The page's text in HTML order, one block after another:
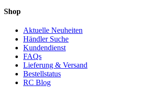
Shop
Aktuelle Neuheiten
Händler Suche
Kundendienst
FAQs
Lieferung & Versand
Bestellstatus
RC Blog